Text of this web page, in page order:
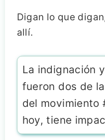
Digan lo que
allí.
La indignación
fueron dos de
del movimiento
hoy, tiene